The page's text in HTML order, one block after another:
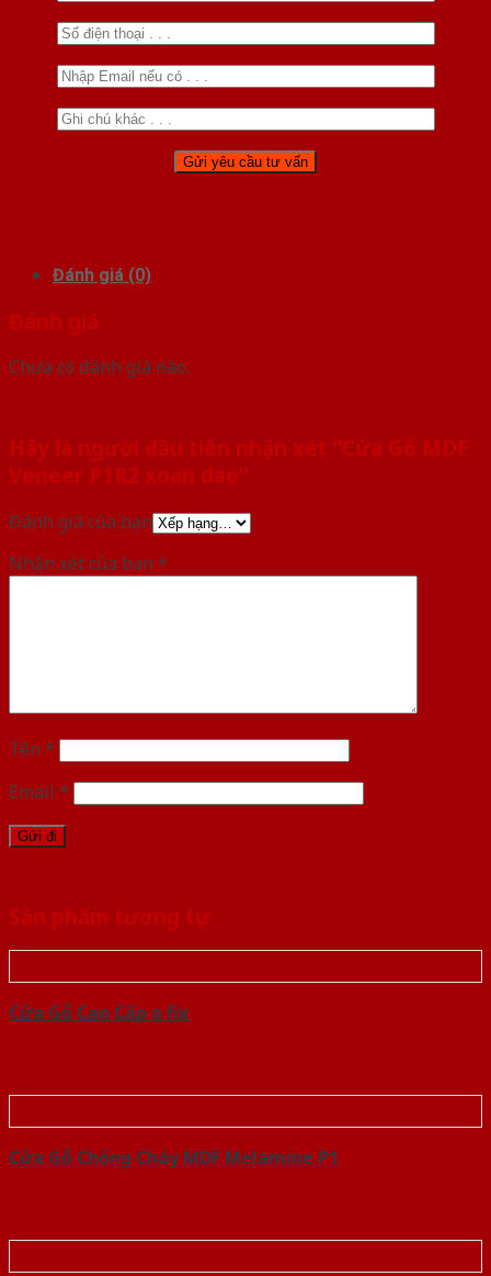
Đánh giá (0)
Đánh giá
Chưa có đánh giá nào.
Hãy là người đầu tiên nhận xét “Cửa Gỗ MDF
Veneer P1R2 xoan dao”
Đánh giá của bạn
Nhận xét của bạn *
Tên *
Email *
Sản phẩm tương tự
Cửa Gỗ Cao Cấp o fix
Cửa Gỗ Chống Cháy MDF Melamine P1